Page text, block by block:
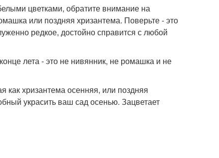
цветками, обратите внимание на
или поздняя хризантема. Поверьте - это
редкое, достойно справится с любой
лета - это не нивянник, не ромашка и не
как хризантема осенняя, или поздняя
украсить ваш сад осенью. Зацветает